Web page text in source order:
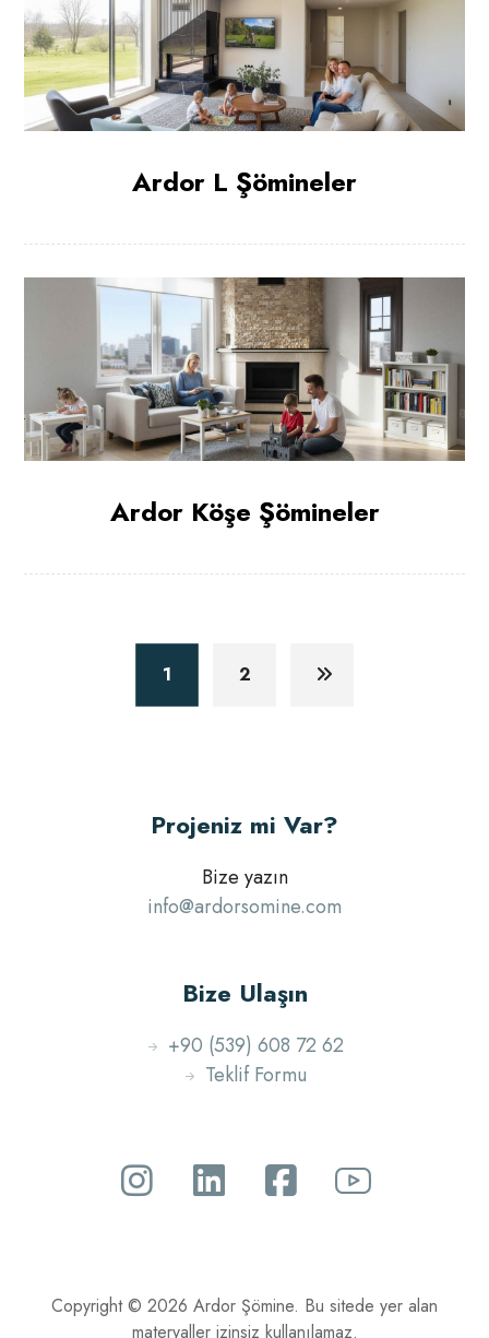
Ardor L Şömineler
Ardor Köşe Şömineler
1 2
Projeniz mi Var?
Bize yazın
info@ardorsomine.com
Bize Ulaşın
+90 (539) 608 72 62
Teklif Formu
Copyright © 2026 Ardor Şömine. Bu sitede yer alan
materyaller izinsiz kullanılamaz.